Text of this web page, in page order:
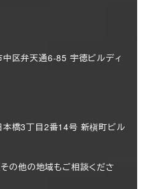
区弁天通6-85 宇徳ビルディ
橋3丁目2番14号 新槇町ビル
その他の地域もご相談くださ